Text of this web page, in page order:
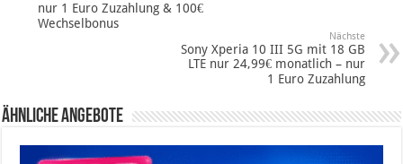
nur 1 Euro Zuzahlung & 100€
Wechselbonus
Nächste
Sony Xperia 10 III 5G mit 18 GB
LTE nur 24,99€ monatlich – nur
1 Euro Zuzahlung
Ähnliche Angebote